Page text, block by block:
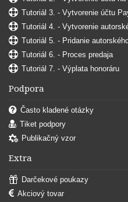
Tutoriál 3. - Vytvorenie účtu
Tutoriál 4. - Vytvorenie
Tutoriál 5. - Pridanie
Tutoriál 6. - Proces predaja
Tutoriál 7. - Výplata honoráru
Podpora
Často kladené otázky
Tiket podpory
Publikačný vzor
Extra
Darčekové poukazy
Akciový tovar